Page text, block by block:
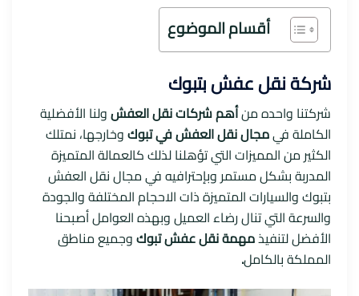
أقسام الموضوع
شركة نقل عفش بتبوك
شركتنا واحده منأهم شركات نقل العفشولنا الأفضلية
الكاملة فيمجال نقل العفش في تبوكوخارجها، نمتلك
الكثير من المميزات التي تؤهلنا لذلك كالعمالة المتميزة
المدربة بشكل مستمر وبإحترافيه في مجال نقل العفش
بتبوك والسيارات المتميزة ذات الاحجام المختلفة والجودة
والسرعة التي تنال رضاء العميل وبهذه العوامل أصبحنا
الأفضل لتنفيذمهمة نقل عفش تبوكوجميع مناطق
المملكة بالكامل.